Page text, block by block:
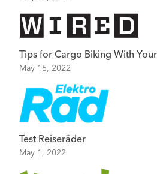
Tips for Cargo Biking With
May 15, 2022
Test Reiseräder
May 1, 2022